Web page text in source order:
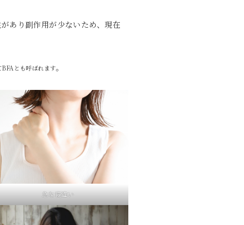
あり副作用が少ないため、現在
とも呼ばれます。
急な寝違い